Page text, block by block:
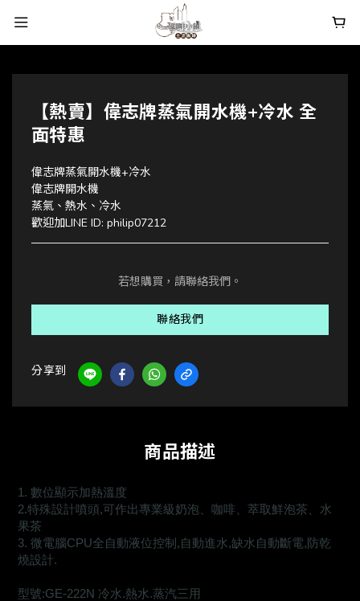
【熱賣】偉志牌蒸氣開水機+冷水 全
面特惠
偉志牌蒸氣開水機+冷水
偉志牌開水機
蒸氣、熱水、冷水
歡迎加LINE ID: philip07212
若想購買，請聯絡我們。
聯絡我們
分享到
商品描述
1. 數位顯示加熱溫度
2.特殊設計噴頭,可作出專業級奶泡、咖啡、萃取鮮泡茶、水
果茶
3. 微電腦CPU全自動液位控制,自動進水,缺水自動斷電,防乾
燒設計.
型號:GE-222N 冷水.熱水.蒸汽三用